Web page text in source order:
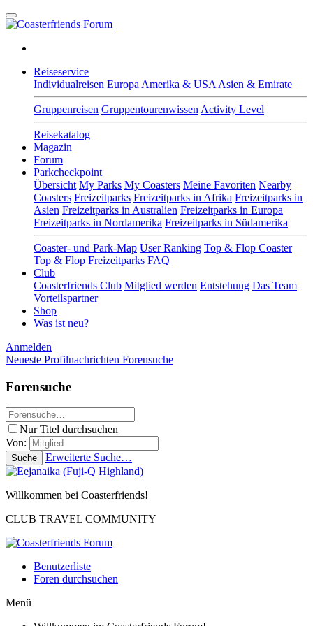
Reiseservice
Individualreisen Europa Amerika & USA Asien & Emirate
Gruppenreisen Gruppentourenwissen Activity Level
Reisekatalog
Magazin
Forum
Parkcheckpoint
Übersicht My Parks My Coasters Meine Favoriten Nearby
Coasters Freizeitparks Freizeitparks in Afrika Freizeitparks in
Asien Freizeitparks in Australien Freizeitparks in Europa
Freizeitparks in Nordamerika Freizeitparks in Südamerika
Coaster- und Park-Map User Ranking Top & Flop Coaster
Top & Flop Freizeitparks FAQ
Club
Coasterfriends Club Mitglied werden Entstehung Das Team
Vorteilspartner
Shop
Was ist neu?
Anmelden
Neueste Profilnachrichten Forensuche
Forensuche
Nur Titel durchsuchen
Von:
Suche Erweiterte Suche…
Willkommen bei Coasterfriends!
CLUB TRAVEL COMMUNITY
Benutzerliste
Foren durchsuchen
Menü